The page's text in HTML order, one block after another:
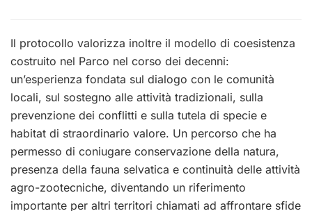
Il protocollo valorizza inoltre il modello di coesistenza
costruito nel Parco nel corso dei decenni:
un’esperienza fondata sul dialogo con le comunità
locali, sul sostegno alle attività tradizionali, sulla
prevenzione dei conflitti e sulla tutela di specie e
habitat di straordinario valore. Un percorso che ha
permesso di coniugare conservazione della natura,
presenza della fauna selvatica e continuità delle attività
agro-zootecniche, diventando un riferimento
importante per altri territori chiamati ad affrontare sfide